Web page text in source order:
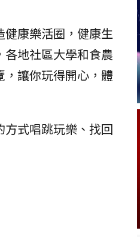
康樂活圈，健康生
地社區大學和食農
讓你玩得開心，體
式唱跳玩樂、找回